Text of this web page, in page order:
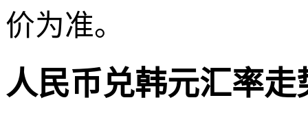
价为准。
人民币兑韩元汇率走